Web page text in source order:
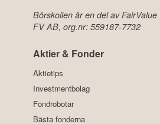
Börskollen är en del av FairValue
FV AB, org.nr: 559187-7732
Aktier & Fonder
Aktietips
Investmentbolag
Fondrobotar
Bästa fonderna